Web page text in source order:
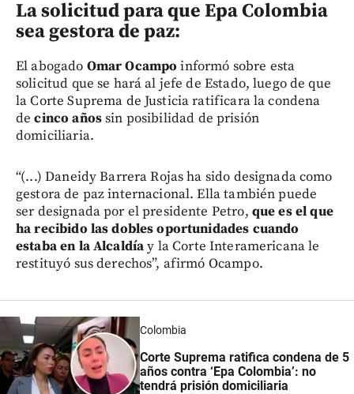
La solicitud para que Epa Colombia
sea gestora de paz:
El abogado Omar Ocampo informó sobre esta
solicitud que se hará al jefe de Estado, luego de que
la Corte Suprema de Justicia ratificara la condena
decinco añossin posibilidad de prisión
domiciliaria.
“(...) Daneidy Barrera Rojas ha sido designada como
gestora de paz internacional. Ella también puede
ser designada por el presidente Petro, que es el que
ha recibido las dobles oportunidades cuando
estaba en la Alcaldíay la Corte Interamericana le
restituyó sus derechos”, afirmó Ocampo.
Colombia
Corte Supremaratifica condena de 5
años contra ‘Epa Colombia’: no
tendrá prisión domiciliaria